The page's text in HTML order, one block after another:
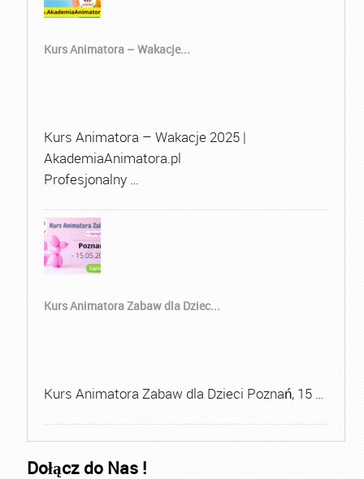
Kurs Animatora – Wakacje...
Kurs Animatora – Wakacje 2025 |
AkademiaAnimatora.pl
Profesjonalny …
Kurs Animatora Zabaw dla Dziec...
Kurs Animatora Zabaw dla Dzieci Poznań, 15 …
Dołącz do Nas !